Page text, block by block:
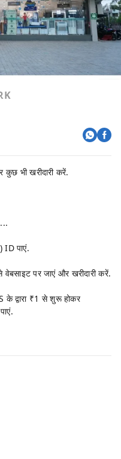
कुछ भी खरीदारी करें.
ID पाएं.
वेबसाइट पर जाएं और खरीदारी करें.
के द्वारा ₹1 से शुरू होकर